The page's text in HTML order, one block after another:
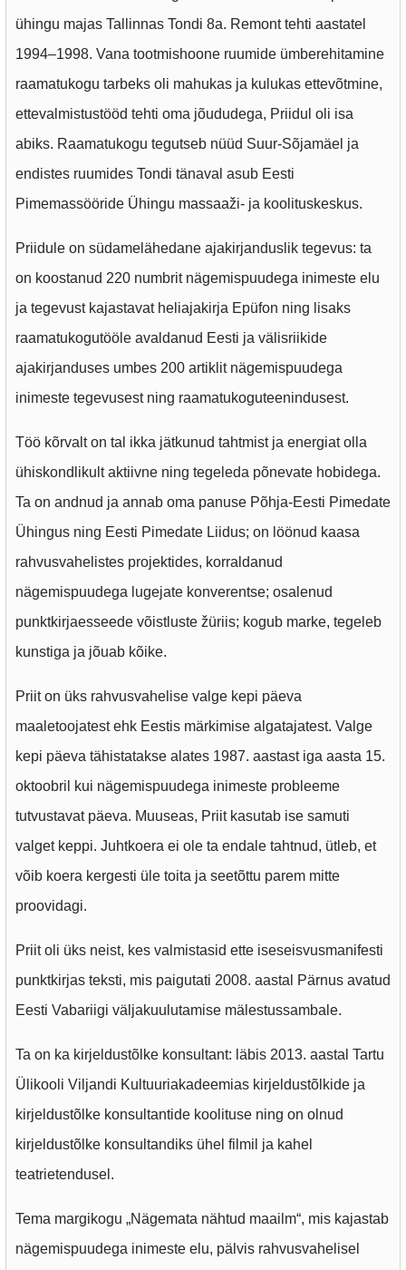
ühingu majas Tallinnas Tondi 8a. Remont tehti aastatel
1994–1998. Vana tootmishoone ruumide ümberehitamine
raamatukogu tarbeks oli mahukas ja kulukas ettevõtmine,
ettevalmistustööd tehti oma jõududega, Priidul oli isa
abiks. Raamatukogu tegutseb nüüd Suur-Sõjamäel ja
endistes ruumides Tondi tänaval asub Eesti
Pimemassööride Ühingu massaaži- ja koolituskeskus.
Priidule on südamelähedane ajakirjanduslik tegevus: ta
on koostanud 220 numbrit nägemispuudega inimeste elu
ja tegevust kajastavat heliajakirja Epüfon ning lisaks
raamatukogutööle avaldanud Eesti ja välisriikide
ajakirjanduses umbes 200 artiklit nägemispuudega
inimeste tegevusest ning raamatukoguteenindusest.
Töö kõrvalt on tal ikka jätkunud tahtmist ja energiat olla
ühiskondlikult aktiivne ning tegeleda põnevate hobidega.
Ta on andnud ja annab oma panuse Põhja-Eesti Pimedate
Ühingus ning Eesti Pimedate Liidus; on löönud kaasa
rahvusvahelistes projektides, korraldanud
nägemispuudega lugejate konverentse; osalenud
punktkirjaesseede võistluste žüriis; kogub marke, tegeleb
kunstiga ja jõuab kõike.
Priit on üks rahvusvahelise valge kepi päeva
maaletoojatest ehk Eestis märkimise algatajatest. Valge
kepi päeva tähistatakse alates 1987. aastast iga aasta 15.
oktoobril kui nägemispuudega inimeste probleeme
tutvustavat päeva. Muuseas, Priit kasutab ise samuti
valget keppi. Juhtkoera ei ole ta endale tahtnud, ütleb, et
võib koera kergesti üle toita ja seetõttu parem mitte
proovidagi.
Priit oli üks neist, kes valmistasid ette iseseisvusmanifesti
punktkirjas teksti, mis paigutati 2008. aastal Pärnus avatud
Eesti Vabariigi väljakuulutamise mälestussambale.
Ta on ka kirjeldustõlke konsultant: läbis 2013. aastal Tartu
Ülikooli Viljandi Kultuuriakadeemias kirjeldustõlkide ja
kirjeldustõlke konsultantide koolituse ning on olnud
kirjeldustõlke konsultandiks ühel filmil ja kahel
teatrietendusel.
Tema margikogu „Nägemata nähtud maailm“, mis kajastab
nägemispuudega inimeste elu, pälvis rahvusvahelisel